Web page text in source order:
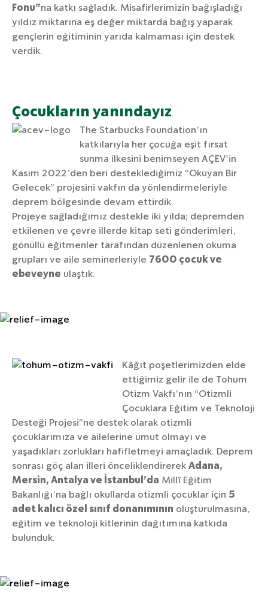
Fonu”na katkı sağladık. Misafirlerimizin bağışladığı
yıldız miktarına eş değer miktarda bağış yaparak
gençlerin eğitiminin yarıda kalmaması için destek
verdik.
Çocukların yanındayız
The Starbucks Foundation’ın
katkılarıyla her çocuğa eşit fırsat
sunma ilkesini benimseyen AÇEV’in
Kasım 2022’den beri desteklediğimiz “Okuyan Bir
Gelecek” projesini vakfın da yönlendirmeleriyle
deprem bölgesinde devam ettirdik.
Projeye sağladığımız destekle iki yılda; depremden
etkilenen ve çevre illerde kitap seti gönderimleri,
gönüllü eğitmenler tarafından düzenlenen okuma
grupları ve aile seminerleriyle 7600 çocuk ve
ebeveyne ulaştık.
Kâğıt poşetlerimizden elde
ettiğimiz gelir ile de Tohum
Otizm Vakfı’nın “Otizmli
Çocuklara Eğitim ve Teknoloji
Desteği Projesi”ne destek olarak otizmli
çocuklarımıza ve ailelerine umut olmayı ve
yaşadıkları zorlukları hafifletmeyi amaçladık. Deprem
sonrası göç alan illeri önceliklendirerekAdana,
Mersin, Antalya ve İstanbul’da Millî Eğitim
Bakanlığı’na bağlı okullarda otizmli çocuklar için 5
adet kalıcı özel sınıf donanımının oluşturulmasına,
eğitim ve teknoloji kitlerinin dağıtımına katkıda
bulunduk.